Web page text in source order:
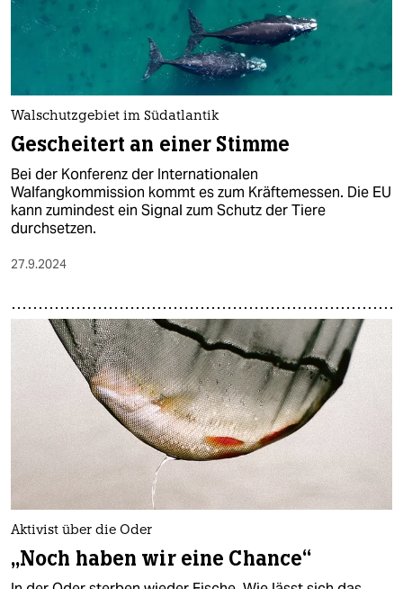
Walschutzgebiet im Südatlantik
Gescheitert an einer Stimme
Bei der Konferenz der Internationalen
Walfangkommission kommt es zum Kräftemessen. Die EU
kann zumindest ein Signal zum Schutz der Tiere
durchsetzen.
27.9.2024
Aktivist über die Oder
„Noch haben wir eine Chance“